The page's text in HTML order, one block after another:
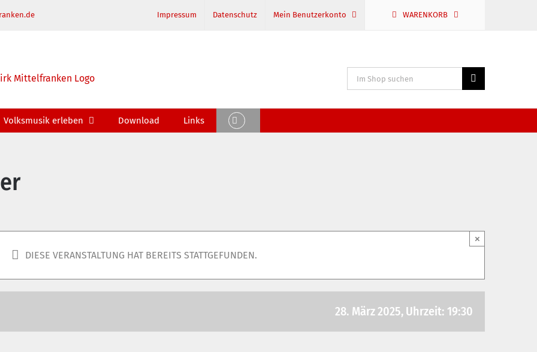
Impressum Datenschutz Mein Benutzerkonto WARENKORB
Suche
nach:
Volksmusik erleben Download Links
DIESE VERANSTALTUNG HAT BEREITS STATTGEFUNDEN.
×
28. März 2025, Uhrzeit: 19:30